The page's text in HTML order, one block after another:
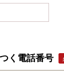
く電話番号